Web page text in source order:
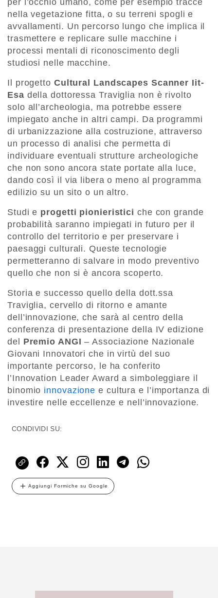
nella vegetazione fitta, o su terreni spogli e
avvallamenti. Un percorso lungo che implica il
trasmettere e replicare sulle macchine i
processi mentali di riconoscimento degli
studiosi nelle macchine.
Il progetto Cultural Landscapes Scanner Iit-
Esa della dottoressa Traviglia non è rivolto
solo all’archeologia, ma potrebbe essere
impiegato anche in altri campi. Da programmi
di urbanizzazione alla costruzione, attraverso
un processo di analisi che permetta di
individuare eventuali strutture archeologiche
che non sono ancora state portate alla luce,
dando così il via libera o meno al programma
edilizio su un sito o un altro.
Studi e progetti pionieristici che con grande
probabilità saranno impiegati in futuro per il
controllo del territorio e per preservare i
paesaggi culturali. Queste tecnologie
permetteranno di salvare in modo preventivo
quello che non si è ancora scoperto.
Storia e successo quello della dott.ssa
Traviglia, cervello di ritorno e amante
dell’innovazione, che sarà al centro della
conferenza di presentazione della IV edizione
del Premio ANGI – Associazione Nazionale
Giovani Innovatori che in virtù del suo
importante percorso, le ha conferito
l’Innovation Leader Award a simboleggiare il
binomio innovazione e cultura e l’importanza di
investire nelle eccellenze e nell’innovazione.
CONDIVIDI SU:
Aggiungi Formiche su Google